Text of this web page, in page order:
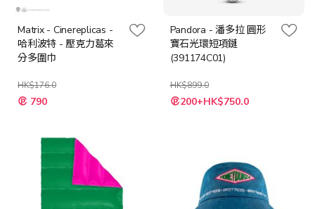
Matrix - Cinereplicas -
哈利波特 - 壓克力葛來
分多圍巾
HK$176.0
特
殊 790
Pandora - 潘多拉 圓形
寶石光環短項鏈
(391174C01)
HK$899.0
特
殊 200+HK$750.0